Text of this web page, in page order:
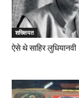
शख्सियत
ऐसे थे साहिर लुधियानवी